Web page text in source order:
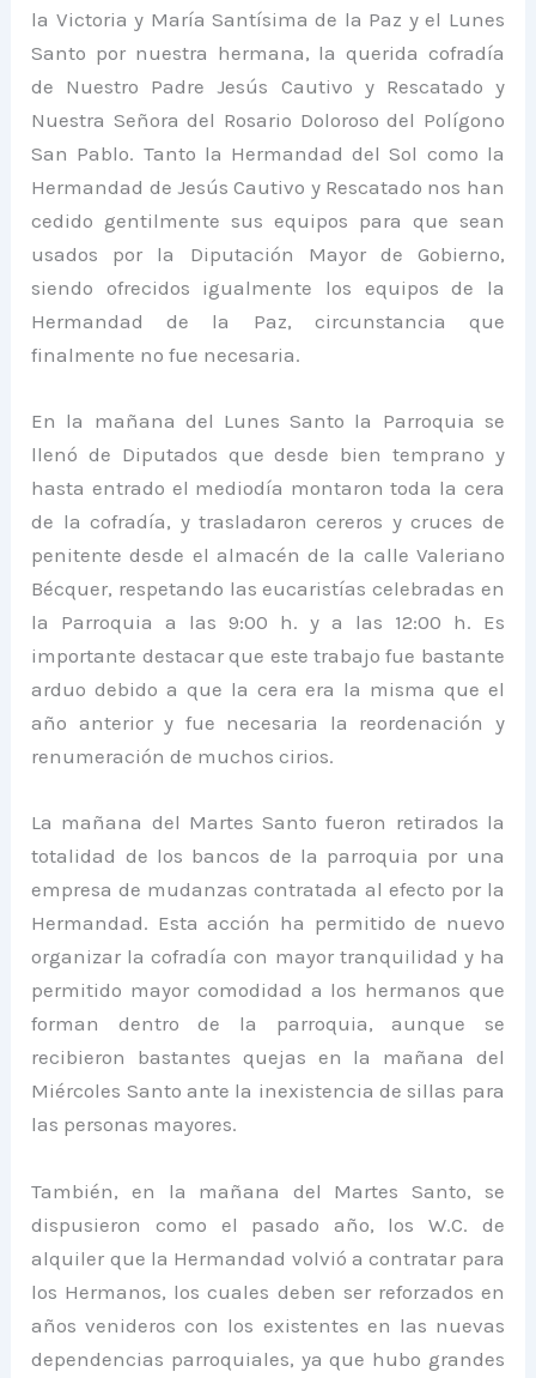
la Victoria y María Santísima de la Paz y el Lunes
Santo por nuestra hermana, la querida cofradía
de Nuestro Padre Jesús Cautivo y Rescatado y
Nuestra Señora del Rosario Doloroso del Polígono
San Pablo. Tanto la Hermandad del Sol como la
Hermandad de Jesús Cautivo y Rescatado nos han
cedido gentilmente sus equipos para que sean
usados por la Diputación Mayor de Gobierno,
siendo ofrecidos igualmente los equipos de la
Hermandad de la Paz, circunstancia que
finalmente no fue necesaria.
En la mañana del Lunes Santo la Parroquia se
llenó de Diputados que desde bien temprano y
hasta entrado el mediodía montaron toda la cera
de la cofradía, y trasladaron cereros y cruces de
penitente desde el almacén de la calle Valeriano
Bécquer, respetando las eucaristías celebradas en
la Parroquia a las 9:00 h. y a las 12:00 h. Es
importante destacar que este trabajo fue bastante
arduo debido a que la cera era la misma que el
año anterior y fue necesaria la reordenación y
renumeración de muchos cirios.
La mañana del Martes Santo fueron retirados la
totalidad de los bancos de la parroquia por una
empresa de mudanzas contratada al efecto por la
Hermandad. Esta acción ha permitido de nuevo
organizar la cofradía con mayor tranquilidad y ha
permitido mayor comodidad a los hermanos que
forman dentro de la parroquia, aunque se
recibieron bastantes quejas en la mañana del
Miércoles Santo ante la inexistencia de sillas para
las personas mayores.
También, en la mañana del Martes Santo, se
dispusieron como el pasado año, los W.C. de
alquiler que la Hermandad volvió a contratar para
los Hermanos, los cuales deben ser reforzados en
años venideros con los existentes en las nuevas
dependencias parroquiales, ya que hubo grandes